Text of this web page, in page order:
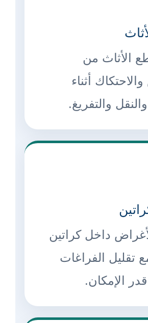
الأثاث من
أثناء
والتفريغ.
داخل كراتين
تقليل الفراغات
قدر الإمكان.